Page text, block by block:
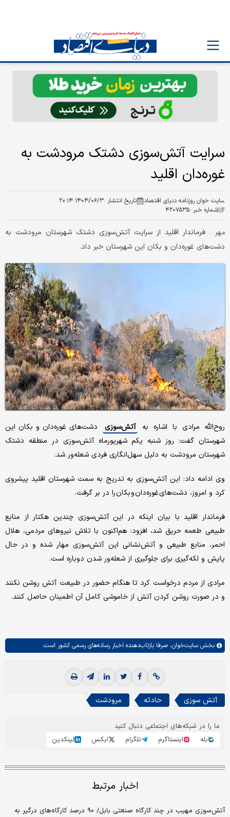
سرایت آتش‌سوزی دشتک مرودشت به
غوره‌دان اقلید
سایت خوان روزنامه دنیای اقتصاد تاریخ انتشار :۱۴۰۴/۰۶/۳ ۲۰:۱۴
شماره خبر :۴۲۰۷۵۳۵
مهر : فرماندار اقلید از سرایت آتش‌سوزی دشتک شهرستان مرودشت به
دشت‌های غوره‌دان و بکان این شهرستان خبر داد.
روح‌الله مرادی با اشاره به آتش‌سوزی
دشت‌های غوره‌دان و بکان این
شهرستان گفت: روز شنبه یکم شهریورماه آتش‌سوزی در منطقه دشتک
شهرستان مرودشت به دلیل سهل‌انگاری فردی شعله‌ور شد.
وی ادامه داد: این آتش‌سوزی به تدریج به سمت شهرستان اقلید پیشروی
کرد و امروز، دشت‌های غوره‌دان و بکان را در بر گرفت.
فرماندار اقلید با بیان اینکه در این آتش‌سوزی چندین هکتار از منابع
طبیعی طعمه حریق شد، افزود: هم‌اکنون با تلاش نیروهای مردمی، هلال
احمر، منابع طبیعی و آتش‌نشانی این آتش‌سوزی مهار شده و در حال
پایش و لکه‌گیری برای جلوگیری از شعله‌ور شدن دوباره است.
مرادی از مردم درخواست کرد تا هنگام حضور در طبیعت آتش روشن نکنند
و در صورت روشن کردن آتش از خاموشی کامل آن اطمینان حاصل کنند.
بخش سایت‌خوان، صرفا بازتاب‌دهنده اخبار رسانه‌های رسمی کشور است.
آتش سوزی حادثه مرودشت
ما را در شبکه‌های اجتماعی دنبال کنید
بله
اینستاگرم تلگرام ایکس لینکدین
اخبار مرتبط
آتش‌سوزی مهیب در چند کارگاه صنعتی بابل/ ۹۰ درصد کارگاه‌های درگیر به